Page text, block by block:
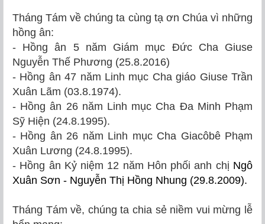
Tháng Tám về chúng ta cùng tạ ơn Chúa vì những
hồng ân:
- Hồng ân 5 năm Giám mục Đức Cha Giuse
Nguyễn Thế Phương (25.8.2016)
- Hồng ân 47 năm Linh mục Cha giáo Giuse Trần
Xuân Lãm (03.8.1974).
- Hồng ân 26 năm Linh mục Cha Đa Minh Phạm
Sỹ Hiện (24.8.1995).
- Hồng ân 26 năm Linh mục Cha Giacôbê Phạm
Xuân Lương (24.8.1995).
- Hồng ân Kỷ niệm 12 năm Hôn phối anh chị Ngô
Xuân Sơn - Nguyễn Thị Hồng Nhung (29.8.2009).
Tháng Tám về, chúng ta chia sẻ niềm vui mừng lễ